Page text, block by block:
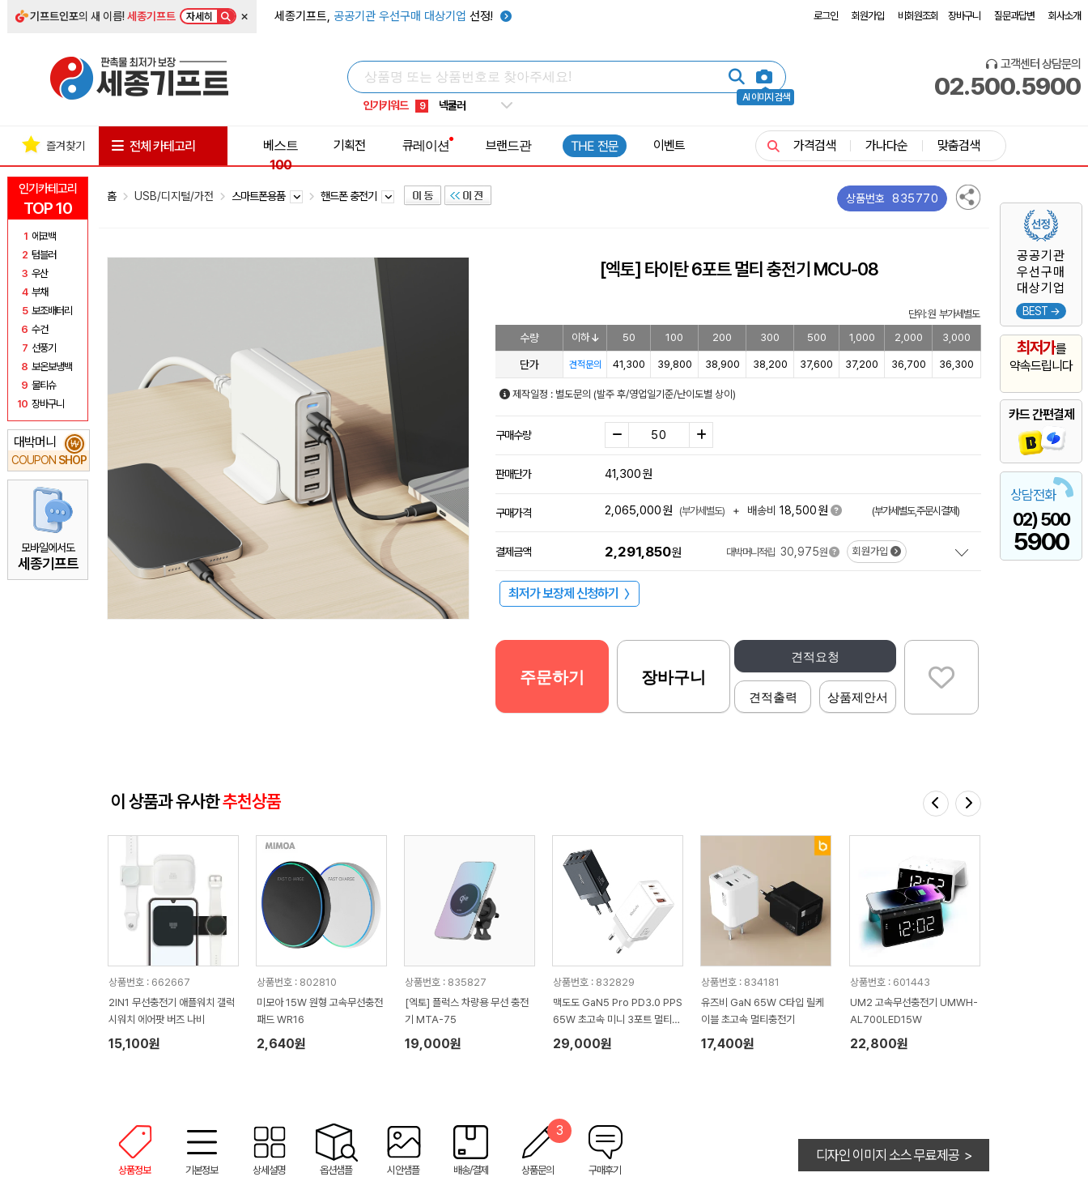
기프트인포의 새 이름!세종기프트 자세히 × 세종기프트, 공공기관 우선구매 대상기업 선정! 로그인 회원가입 비회원조회 장바구니 질문과답변 회사소개
AI 이미지 검색
인기키워드
5 키캡
8 쿨토시
9 넥쿨러
1 선풍기
고객센터 상담문의
02.500.5900
인기카테고리
TOP 10
1 에코백
2 텀블러
3 우산
4 부채
5 보조배터리
6 수건
7 선풍기
8 보온보냉백
9 물티슈
10 장바구니
대박머니
COUPON SHOP
₩
모바일에서도
세종기프트
공공기관
우선구매
대상기업
BEST →
최저가를
약속드립니다
카드 간편결제
상담전화
02) 500
5900
즐겨찾기 전체 카테고리
베스트
100
기획전 큐레이션 브랜드관 THE 전문 이벤트 가격검색 가나다순 맞춤검색
홈 USB/디지털/가전 스마트폰용품 핸드폰 충전기 상품번호 835770
[엑토] 타이탄 6포트 멀티 충전기 MCU-08
단위: 원 부가세별도
수량 이하 50 100 200 300 500 1,000 2,000 3,000
단가 견적문의 41,300 39,800 38,900 38,200 37,600 37,200 36,700 36,300
제작일정 : 별도문의 (발주 후/영업일기준/난이도별 상이)
구매수량
판매단가 41,300원
구매가격 2,065,000원 (부가세별도) + 배송비 18,500원 (부가세별도,주문시결제)
결제금액 2,291,850원 대박머니적립 30,975원 회원가입
최저가 보장제 신청하기 〉
견적요청
견적출력 상품제안서
주문하기 장바구니
이 상품과 유사한추천상품
상품번호 : 662667
2IN1 무선충전기 애플워치 갤럭
시워치 에어팟 버즈 나비
15,100원
상품번호 : 802810
미모아 15W 원형 고속무선충전
패드 WR16
2,640원
상품번호 : 835827
[엑토] 플럭스 차량용 무선 충전
기 MTA-75
19,000원
상품번호 : 832829
맥도도 GaN5 Pro PD3.0 PPS
65W 초고속 미니 3포트 멀티충
전기
29,000원
상품번호 : 834181
유즈비 GaN 65W C타입 릴케
이블 초고속 멀티충전기
17,400원
상품번호 : 601443
UM2 고속무선충전기 UMWH-
AL700LED15W
22,800원
상품정보 기본정보 상세설명 옵션샘플 시안샘플 배송/결제 상품문의
3
구매후기
디자인 이미지 소스 무료제공 >